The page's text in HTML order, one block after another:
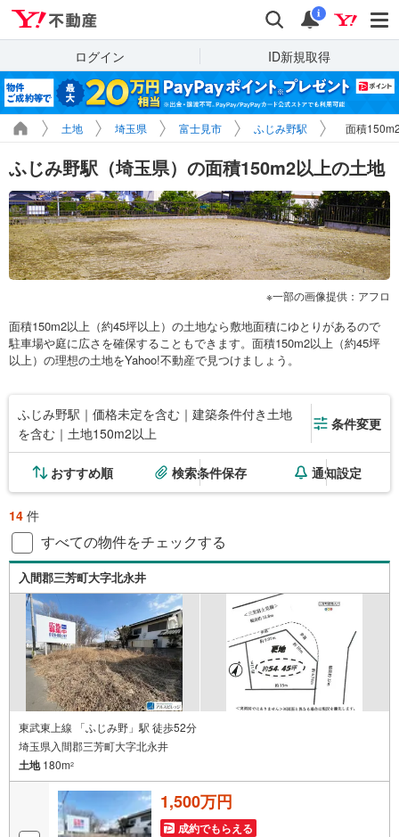
検索 通知
i
ログイン ID新規取得
土地 埼玉県 富士見市 ふじみ野駅 面積
ふじみ野駅（埼玉県）の面積150m2以上の土地
一部の画像提供：アフロ
面積150m2以上（約45坪以上）の土地なら敷地面積にゆとりがあるので
駐車場や庭に広さを確保することもできます。面積150m2以上（約45坪
以上）の理想の土地をYahoo!不動産で見つけましょう。
ふじみ野駅｜価格未定を含む｜建築条件付き土地
を含む｜土地150m2以上
条件変更
おすすめ順 検索条件保存 通知設定
14 件
すべての物件をチェックする
入間郡三芳町大字北永井
東武東上線 「ふじみ野」駅 徒歩52分
埼玉県入間郡三芳町大字北永井
土地180m2
1,500万円
成約でもらえる